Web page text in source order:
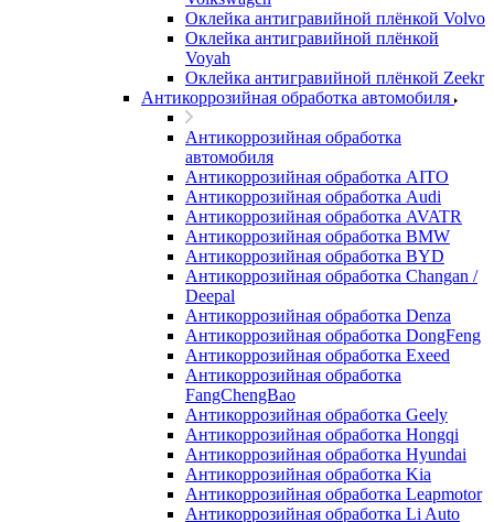
Оклейка антигравийной плёнкой Volvo
Оклейка антигравийной плёнкой
Voyah
Оклейка антигравийной плёнкой Zeekr
Антикоррозийная обработка автомобиля
Антикоррозийная обработка
автомобиля
Антикоррозийная обработка AITO
Антикоррозийная обработка Audi
Антикоррозийная обработка AVATR
Антикоррозийная обработка BMW
Антикоррозийная обработка BYD
Антикоррозийная обработка Changan /
Deepal
Антикоррозийная обработка Denza
Антикоррозийная обработка DongFeng
Антикоррозийная обработка Exeed
Антикоррозийная обработка
FangChengBao
Антикоррозийная обработка Geely
Антикоррозийная обработка Hongqi
Антикоррозийная обработка Hyundai
Антикоррозийная обработка Kia
Антикоррозийная обработка Leapmotor
Антикоррозийная обработка Li Auto